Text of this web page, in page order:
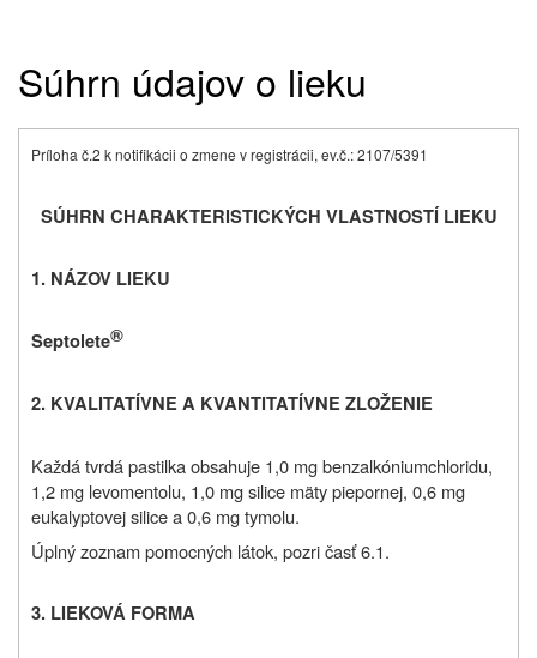
Súhrn údajov o lieku
Príloha č.2 k notifikácii o zmene v registrácii, ev.č.: 2107/5391
SÚHRN CHARAKTERISTICKÝCH VLASTNOSTÍ LIEKU
1. NÁZOV LIEKU
Septolete®
2. KVALITATÍVNE A KVANTITATÍVNE ZLOŽENIE
Každá tvrdá pastilka obsahuje 1,0 mg benzalkóniumchloridu,
1,2 mg levomentolu, 1,0 mg silice mäty piepornej, 0,6 mg
eukalyptovej silice a 0,6 mg tymolu.
Úplný zoznam pomocných látok, pozri časť 6.1.
3. LIEKOVÁ FORMA